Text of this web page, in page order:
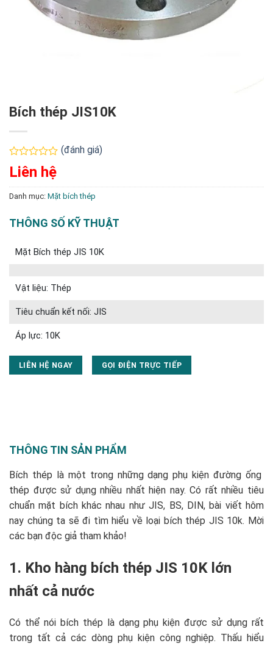
Bích thép JIS10K
Được
xếp
hạng
0
(đánh giá)
Liên hệ
Danh mục: Mặt bích thép
THÔNG SỐ KỸ THUẬT
Mặt Bích thép JIS 10K
Vật liệu: Thép
Tiêu chuẩn kết nối: JIS
Áp lực: 10K
LIÊN HỆ NGAY GỌI ĐIỆN TRỰC TIẾP
THÔNG TIN SẢN PHẨM
Bích thép là một trong những dạng phụ kiện đường ống
thép được sử dụng nhiều nhất hiện nay. Có rất nhiều tiêu
chuẩn mặt bích khác nhau như JIS, BS, DIN, bài viết hôm
nay chúng ta sẽ đi tìm hiểu về loại bích thép JIS 10k. Mời
các bạn độc giả tham khảo!
1. Kho hàng bích thép JIS 10K lớn
nhất cả nước
Có thể nói bích thép là dạng phụ kiện được sử dụng rất
trong tất cả các dòng phụ kiện công nghiệp. Thấu hiểu